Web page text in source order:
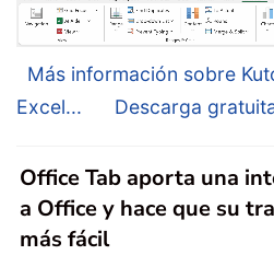
Más información sobre
Excel...
Descarga
Office Tab aporta una
a Office y hace que su
más fácil